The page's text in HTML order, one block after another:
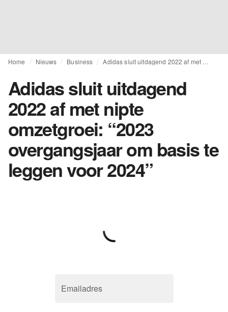
Home Nieuws Business
Adidas sluit uitdagend
2022 af met nipte
omzetgroei: “2023
overgangsjaar om basis te
leggen voor 2024”
Emailadres